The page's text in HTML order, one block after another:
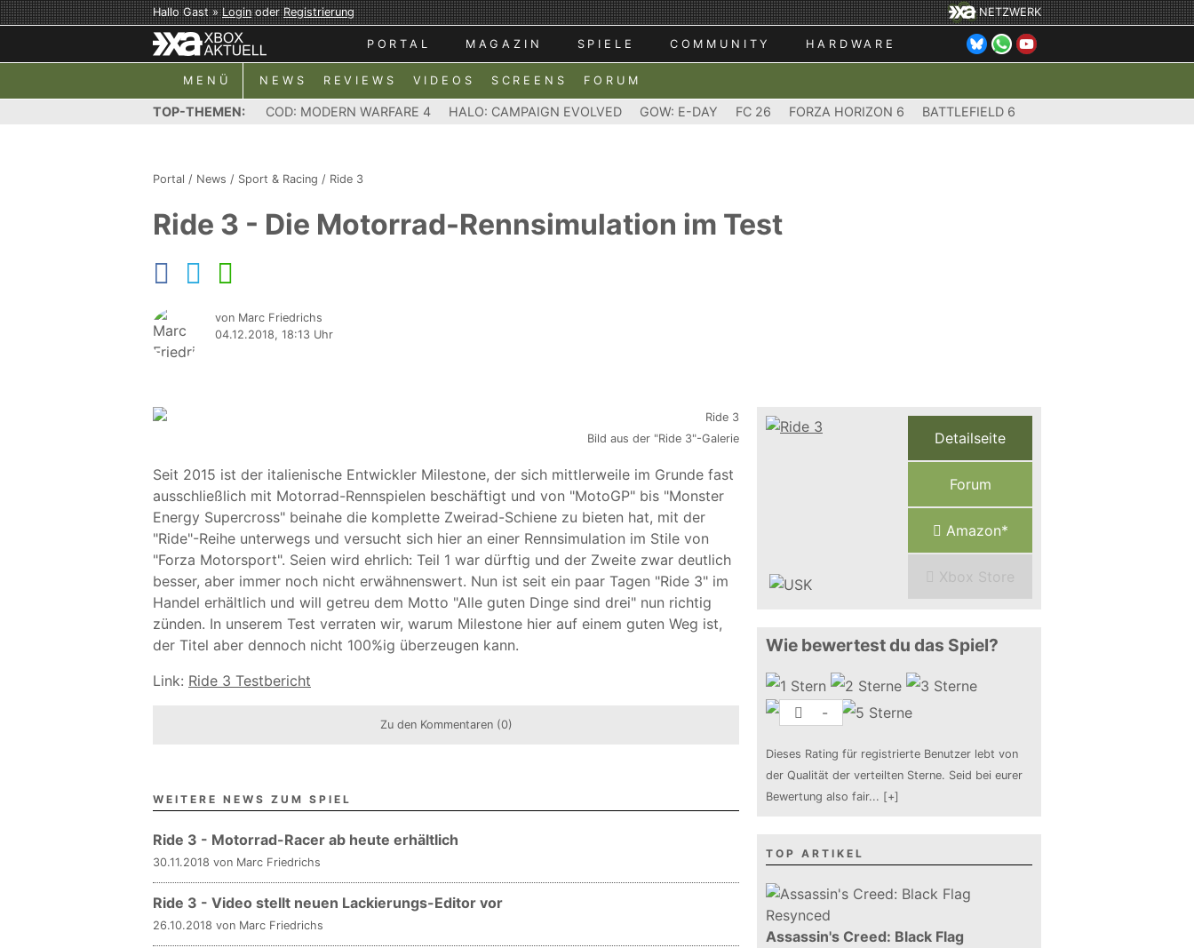
Hallo Gast »LoginoderRegistrierung NETZWERK
PORTAL MAGAZIN SPIELE COMMUNITY HARDWARE
MENÜ NEWS REVIEWS VIDEOS SCREENS FORUM
TOP-THEMEN: COD: MODERN WARFARE 4 HALO: CAMPAIGN EVOLVED GOW: E-DAY FC 26 FORZA HORIZON 6 BATTLEFIELD 6
Portal / News / Sport & Racing / Ride 3
Ride 3 - Die Motorrad-Rennsimulation im Test
von Marc Friedrichs
04.12.2018, 18:13 Uhr
Bild aus der "Ride 3"-Galerie
Seit 2015 ist der italienische Entwickler Milestone, der sich mittlerweile im Grunde fast
ausschließlich mit Motorrad-Rennspielen beschäftigt und von "MotoGP" bis "Monster
Energy Supercross" beinahe die komplette Zweirad-Schiene zu bieten hat, mit der
"Ride"-Reihe unterwegs und versucht sich hier an einer Rennsimulation im Stile von
"Forza Motorsport". Seien wird ehrlich: Teil 1 war dürftig und der Zweite zwar deutlich
besser, aber immer noch nicht erwähnenswert. Nun ist seit ein paar Tagen "Ride 3" im
Handel erhältlich und will getreu dem Motto "Alle guten Dinge sind drei" nun richtig
zünden. In unserem Test verraten wir, warum Milestone hier auf einem guten Weg ist,
der Titel aber dennoch nicht 100%ig überzeugen kann.
Link: Ride 3 Testbericht
Zu den Kommentaren (0)
WEITERE NEWS ZUM SPIEL
Ride 3 - Motorrad-Racer ab heute erhältlich
30.11.2018 von Marc Friedrichs
Ride 3 - Video stellt neuen Lackierungs-Editor vor
26.10.2018 von Marc Friedrichs
Detailseite
Forum
Amazon*
Xbox Store
Wie bewertest du das Spiel?
-
Dieses Rating für registrierte Benutzer lebt von
der Qualität der verteilten Sterne. Seid bei eurer
Bewertung also fair... [+]
TOP ARTIKEL
Assassin's Creed: Black Flag